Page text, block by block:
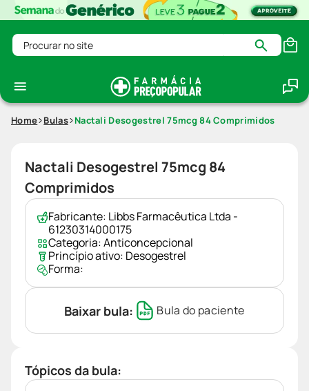
Procurar no site
Home Bulas Nactali Desogestrel 75mcg 84 Comprimidos
Nactali Desogestrel 75mcg 84
Comprimidos
Fabricante: Libbs Farmacêutica Ltda -
61230314000175
Categoria:Anticoncepcional
Princípio ativo: Desogestrel
Forma:
Baixar bula: Bula do paciente
Tópicos da bula: